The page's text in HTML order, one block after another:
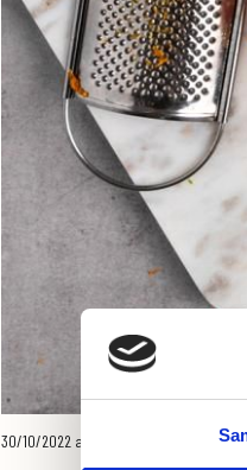
30/10/2022 av Det Glutenfrie Verksted